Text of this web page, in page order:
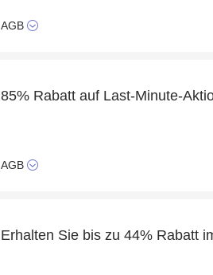
AGB
85% Rabatt auf Last-Minute-
AGB
Erhalten Sie bis zu 44% Rabatt